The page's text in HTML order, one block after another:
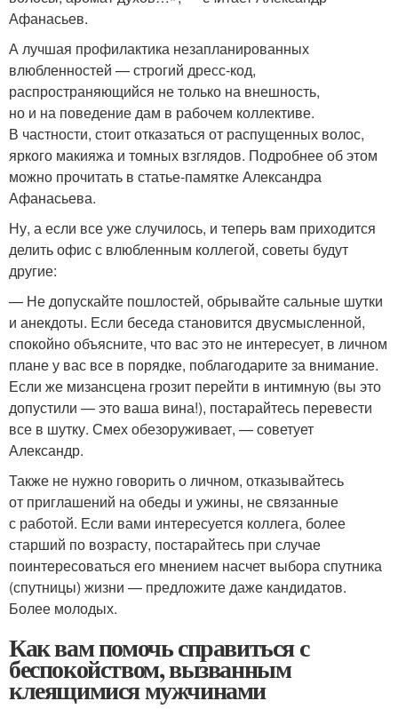
Афанасьев.
А лучшая профилактика незапланированных
влюбленностей — строгий дресс-код,
распространяющийся не только на внешность,
но и на поведение дам в рабочем коллективе.
В частности, стоит отказаться от распущенных волос,
яркого макияжа и томных взглядов. Подробнее об этом
можно прочитать в статье-памятке Александра
Афанасьева.
Ну, а если все уже случилось, и теперь вам приходится
делить офис с влюбленным коллегой, советы будут
другие:
— Не допускайте пошлостей, обрывайте сальные шутки
и анекдоты. Если беседа становится двусмысленной,
спокойно объясните, что вас это не интересует, в личном
плане у вас все в порядке, поблагодарите за внимание.
Если же мизансцена грозит перейти в интимную (вы это
допустили — это ваша вина!), постарайтесь перевести
все в шутку. Смех обезоруживает, — советует
Александр.
Также не нужно говорить о личном, отказывайтесь
от приглашений на обеды и ужины, не связанные
с работой. Если вами интересуется коллега, более
старший по возрасту, постарайтесь при случае
поинтересоваться его мнением насчет выбора спутника
(спутницы) жизни — предложите даже кандидатов.
Более молодых.
Как вам помочь справиться с
беспокойством, вызванным
клеящимися мужчинами